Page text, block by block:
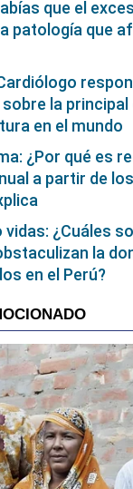
para eliminar
que el
en el mundo
¿Por qué es
¿Cuáles
en el Perú?